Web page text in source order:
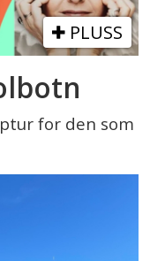
PLUSS
for den som